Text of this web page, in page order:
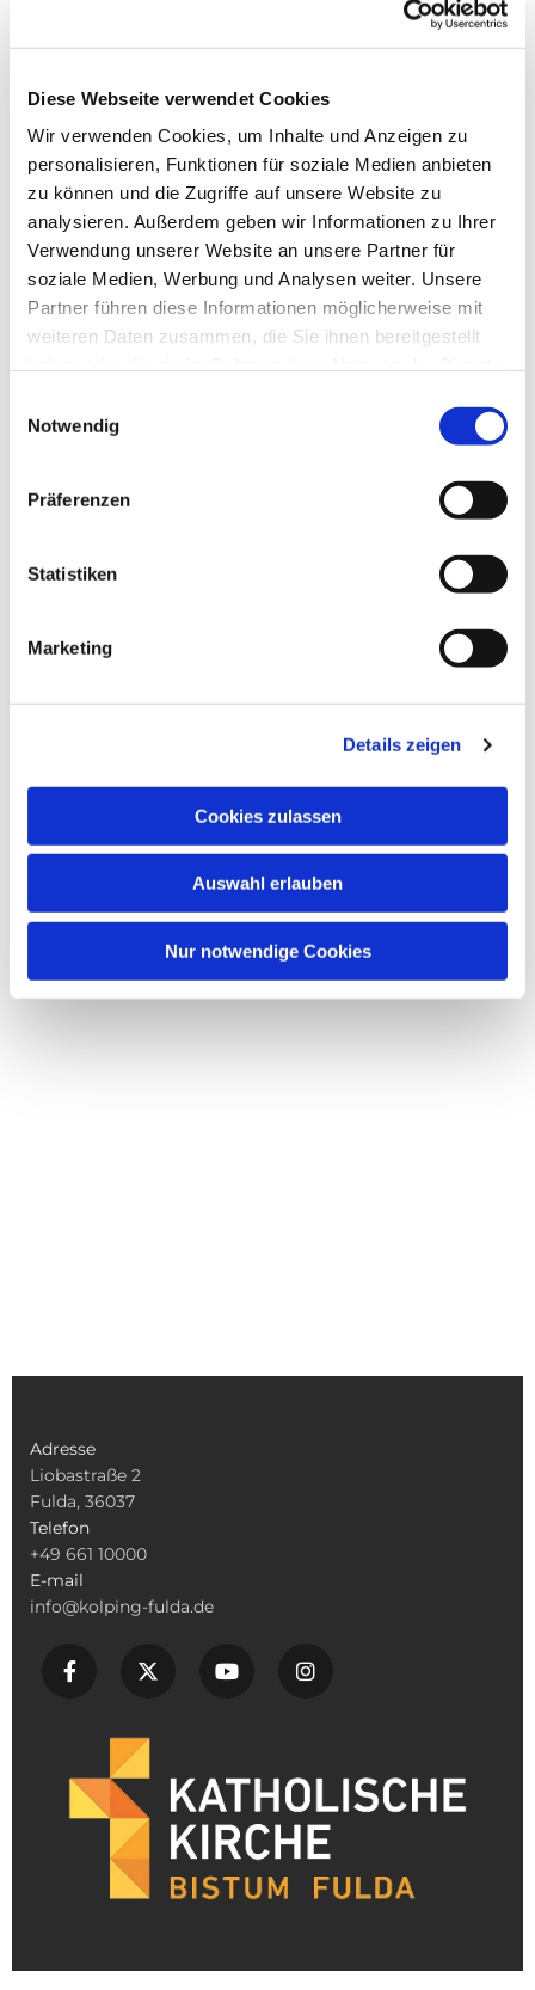
Diese Webseite verwendet Cookies
Wir verwenden Cookies, um Inhalte und Anzeigen zu
personalisieren, Funktionen für soziale Medien anbieten
zu können und die Zugriffe auf unsere Website zu
analysieren. Außerdem geben wir Informationen zu Ihrer
Verwendung unserer Website an unsere Partner für
soziale Medien, Werbung und Analysen weiter. Unsere
Partner führen diese Informationen möglicherweise mit
weiteren Daten zusammen, die Sie ihnen bereitgestellt
Notwendig
Präferenzen
Statistiken
Marketing
Details zeigen
Cookies zulassen
Auswahl erlauben
Nur notwendige Cookies
auch gerne angenommen. Die Teilnahme ist
Einfach vorbeikommen und mitmachen – wir freuen
Adresse
Liobastraße 2
Fulda, 36037
Telefon
+49 661 10000
E-mail
info@kolping-fulda.de